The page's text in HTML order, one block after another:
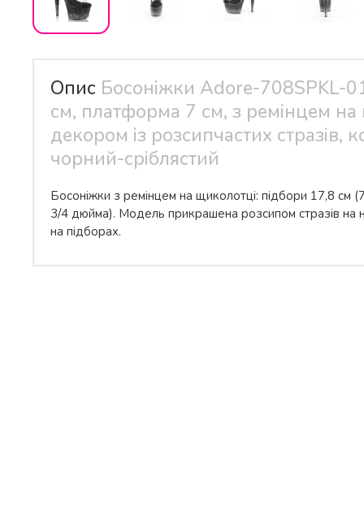
Опис Босоніжки Adore-708SPKL-
см, платформа 7 см, з ремінцем на
декором із розсипчастих стразів,
чорний-сріблястий
Босоніжки з ремінцем на щиколотці: підбори 17,8 см
3/4 дюйма). Модель прикрашена розсипом стразів на
на підборах.